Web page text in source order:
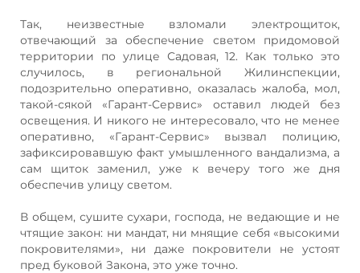
Так, неизвестные взломали электрощиток,
отвечающий за обеспечение светом придомовой
территории по улице Садовая, 12. Как только это
случилось, в региональной Жилинспекции,
подозрительно оперативно, оказалась жалоба, мол,
такой-сякой «Гарант-Сервис» оставил людей без
освещения. И никого не интересовало, что не менее
оперативно, «Гарант-Сервис» вызвал полицию,
зафиксировавшую факт умышленного вандализма, а
сам щиток заменил, уже к вечеру того же дня
обеспечив улицу светом.
В общем, сушите сухари, господа, не ведающие и не
чтящие закон: ни мандат, ни мнящие себя «высокими
покровителями», ни даже покровители не устоят
пред буковой Закона, это уже точно.